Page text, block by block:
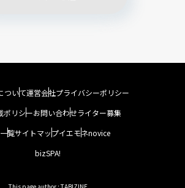
ついて運営会社プライバシーポリシー
ポリシーお問い合わせライター募集
覧サイトマップイエモネnovice
bizSPA!